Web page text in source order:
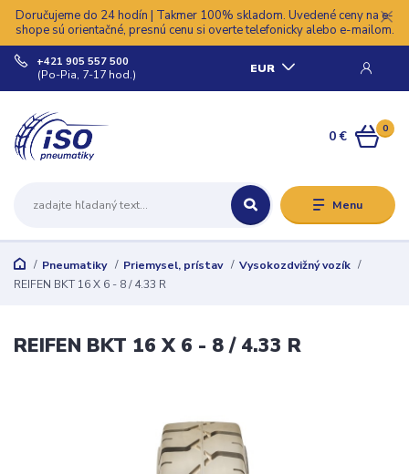
Doručujeme do 24 hodín | Takmer 100% skladom. Uvedené ceny na e-
shope sú orientačné, presnú cenu si overte telefonicky alebo e-mailom.
Menu
EUR
+421 905 557 500
(Po-Pia, 7-17 hod.)
0
0 €
Pneumatiky Priemysel, prístav
Vysokozdvižný vozík
REIFEN BKT 16 X 6 - 8 / 4.33 R
REIFEN BKT 16 X 6 - 8 / 4.33 R